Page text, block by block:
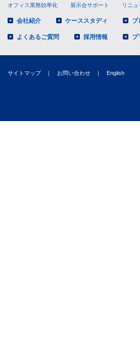
オフィス業務効率化 展示会サポート リニュ
会社紹介 ケーススタディ ブ
よくあるご質問 採用情報 プ
サイトマップ ｜ お問い合わせ ｜ English